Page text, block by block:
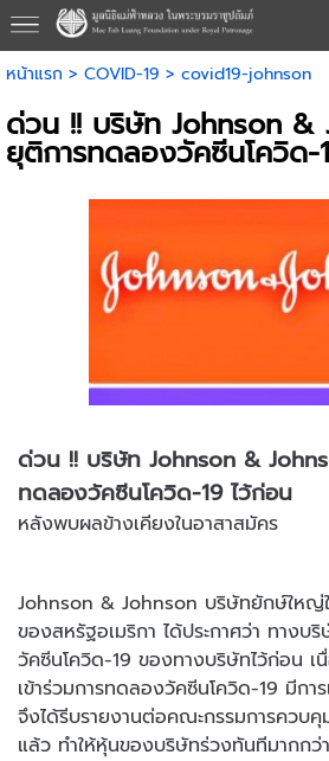
หน้าแรก > COVID-19 > covid19-johnson
ด่วน !! บริษัท Johnson &
ยุติการทดลองวัคซีนโควิด-
ด่วน !! บริษัท Johnson &
ทดลองวัคซีนโควิด-19 ไว้ก่อน
หลังพบผลข้างเคียงในอาสาสมัคร
Johnson & Johnson บริษัทยักษ์ใหญ่
ของสหรัฐอเมริกา ได้ประกาศว่า ทาง
วัคซีนโควิด-19 ของทางบริษัทไว้ก่อน เ
เข้าร่วมการทดลองวัคซีนโควิด-19 มีกา
จึงได้รีบรายงานต่อคณะกรรมการควบ
แล้ว ทำให้หุ้นของบริษัทร่วงทันทีมากกว่